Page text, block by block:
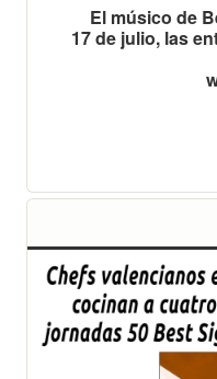
El músico de
17 de julio, las